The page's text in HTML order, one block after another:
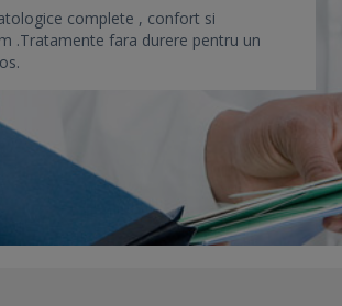
complete , confort si
.Tratamente fara durere pentru un